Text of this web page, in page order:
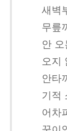
새벽
무릎
안
오지
안타
기적
어차